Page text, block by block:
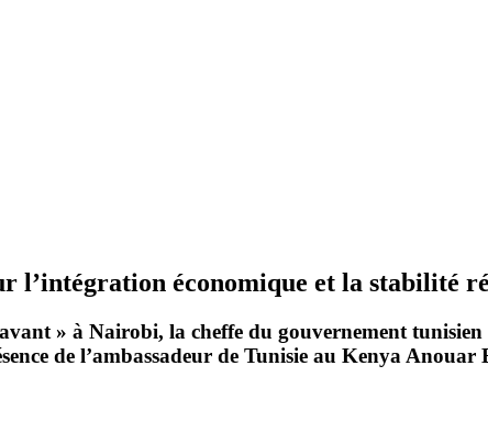
l’intégration économique et la stabilité
» à Nairobi, la cheffe du gouvernement tunisien
de l’ambassadeur de Tunisie au Kenya Anouar